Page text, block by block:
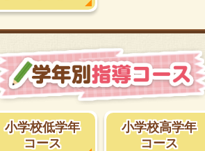
小学校低学年
コース
小学校高学年
コース